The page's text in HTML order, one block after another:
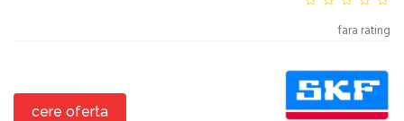
fara rating
cere oferta